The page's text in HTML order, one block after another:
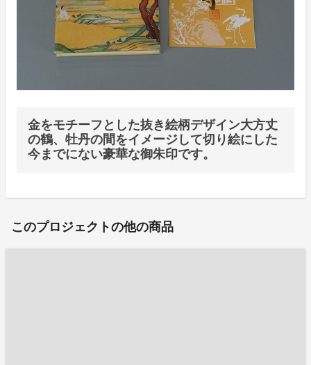
金をモチーフとした抜き絵柄デザイン大方丈
の鶴、牡丹の間をイメージして切り絵にした
今までにない豪華な御朱印です。
このプロジェクトの他の商品